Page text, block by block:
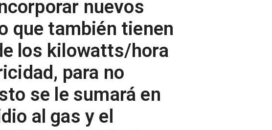
nuevos
que también tienen
los kilowatts/hora
para no
se le sumará en
al gas y el